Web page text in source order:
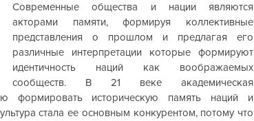
Современные общества и нации являются
акторами памяти, формируя коллективные
представления о прошлом и предлагая его
различные интерпретации которые формируют
идентичность наций как воображаемых
сообществ. В 21 веке академическая
формировать историческую память наций и
стала ее основным конкурентом, потому что